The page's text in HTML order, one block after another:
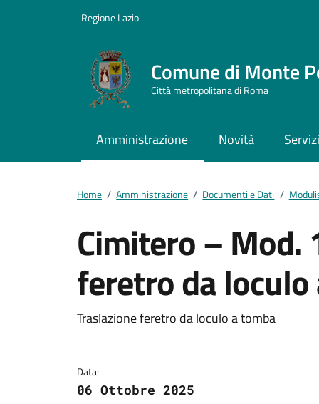
Regione Lazio
Comune di Monte
Città metropolitana di Roma
Amministrazione Novità Servizi
Home / Amministrazione / Documenti e Dati /
Cimitero – Mod.
feretro da
Dettagli del
Traslazione feretro da loculo a tomba
Data:
06 Ottobre 2025